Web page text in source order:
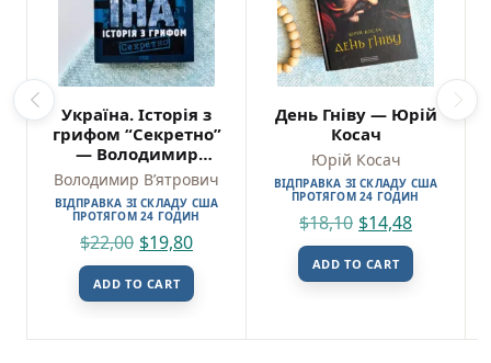
Україна. Історія з
грифом “Секретно”
— Володимир
В’ятрович
Володимир В’ятрович
ВІДПРАВКА ЗІ СКЛАДУ США
ПРОТЯГОМ 24 ГОДИН
$22,00 $19,80
ADD TO CART
День Гніву — Юрій
Косач
Юрій Косач
ВІДПРАВКА ЗІ СКЛАДУ США
ПРОТЯГОМ 24 ГОДИН
$18,10 $14,48
ADD TO CART